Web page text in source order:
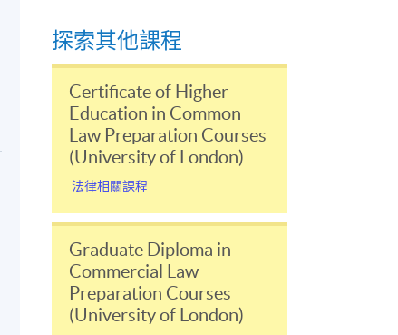
探索其他課程
Certificate of Higher
Education in Common
Law Preparation Courses
(University of London)
法律相關課程
Graduate Diploma in
Commercial Law
Preparation Courses
(University of London)